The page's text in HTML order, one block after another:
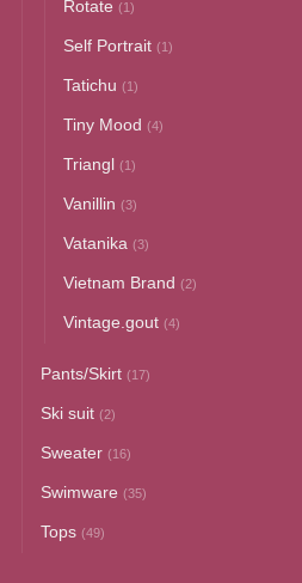
Rotate (1)
Self Portrait (1)
Tatichu (1)
Tiny Mood (4)
Triangl (1)
Vanillin (3)
Vatanika (3)
Vietnam Brand (2)
Vintage.gout (4)
Pants/Skirt (17)
Ski suit (2)
Sweater (16)
Swimware (35)
Tops (49)